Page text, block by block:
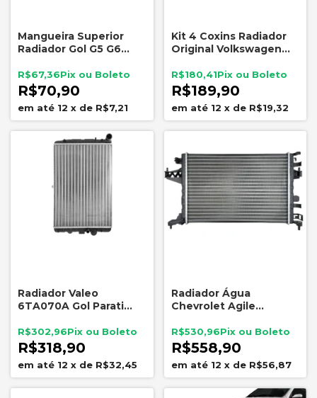
Mangueira Superior
Radiador Gol G5 G6
R$70,90
R$67,36
12 x de R$7,21
Kit 4 Coxins Radiador
Original Volkswagen
Polo Spacefox
Crossfox 6Q0121367A
R$189,90
R$180,41
12 x de R$19,32
Radiador Valeo
6TA070A Gol Parati
Sem Ar
R$318,90
R$302,96
12 x de R$32,45
Radiador Água
Chevrolet Agile
RMM2073001
R$558,90
R$530,96
12 x de R$56,87